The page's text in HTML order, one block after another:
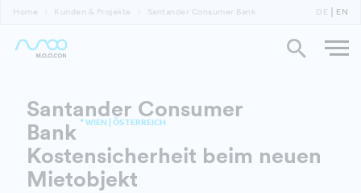
Home Kunden & Projekte Santander Consumer Bank DE EN
Santander Consumer
Bank * WIEN | ÖSTERREICH
Kostensicherheit beim neuen
Mietobjekt